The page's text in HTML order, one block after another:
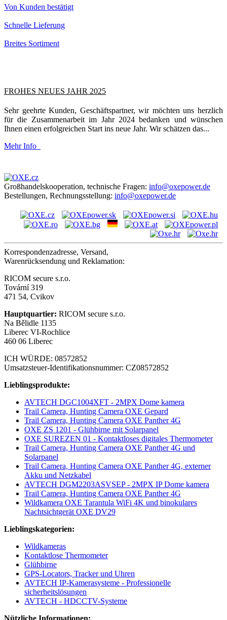
Von Kunden bestätigt
Schnelle Lieferung
Breites Sortiment
FROHES NEUES JAHR 2025
Sehr geehrte Kunden, Geschäftspartner, wir möchten uns herzlich
für die Zusammenarbeit im Jahr 2024 bedanken und wünschen
Ihnen einen erfolgreichen Start ins neue Jahr. Wir schätzen das...
Mehr Info
Großhandelskooperation, technische Fragen: info@oxepower.de
Bestellungen, Rechnungsstellung: info@oxepower.de
Korrespondenzadresse, Versand,
Warenrücksendung und Reklamation:
RICOM secure s.r.o.
Tovární 319
471 54, Cvikov
Hauptquartier: RICOM secure s.r.o.
Na Bělidle 1135
Liberec VI-Rochlice
460 06 Liberec
ICH WÜRDE: 08572852
Umsatzsteuer-Identifikationsnummer: CZ08572852
Lieblingsprodukte:
AVTECH DGC1004XFT - 2MPX Dome kamera
Trail Camera, Hunting Camera OXE Gepard
Trail Camera, Hunting Camera OXE Panther 4G
OXE ZS 1201 - Glühbirne mit Solarpanel
OXE SUREZEN 01 - Kontaktloses digitales Thermometer
Trail Camera, Hunting Camera OXE Panther 4G und
Solarpanel
Trail Camera, Hunting Camera OXE Panther 4G, externer
Akku und Netzkabel
AVTECH DGM2203ASVSEP - 2MPX IP Dome kamera
Trail Camera, Hunting Camera OXE Panther 4G
Wildkamera OXE Tarantula WiFi 4K und binokulares
Nachtsichtgerät OXE DV29
Lieblingskategorien:
Wildkameras
Kontaktlose Thermometer
Glühbirne
GPS-Locators, Tracker und Uhren
AVTECH IP-Kamerasysteme - Professionelle
sicherheitslösungen
AVTECH - HDCCTV-Systeme
Nützliche Informationen: